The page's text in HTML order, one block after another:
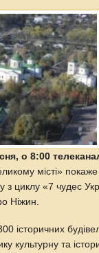
о 8:00
місті»
з циклу «7 чудес
Ніжин.
історичних
культурну та